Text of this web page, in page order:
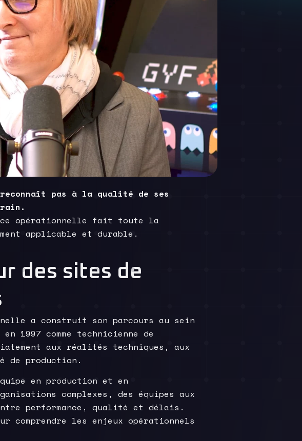
pas à la qualité de ses
opérationnelle fait toute la
applicable et durable.
des sites de
a construit son parcours au sein
1997 comme technicienne de
aux réalités techniques, aux
de production.
en production et en
complexes, des équipes aux
performance, qualité et délais.
comprendre les enjeux opérationnels